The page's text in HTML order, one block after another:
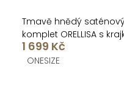
Tmavě hnědý
komplet ORELLISA s
1 699 Kč
ONESIZE